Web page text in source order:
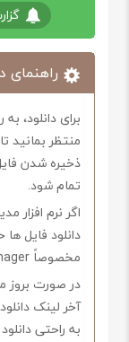
راهنمای
برای دانلود،
منتظر
ذخیره شدن
تمام شود.
اگر نرم افزار
دانلود فایل
مخصوصاً internet download manager استفاده کنید.
در صورت بروز
آخر لینک
به راحتی